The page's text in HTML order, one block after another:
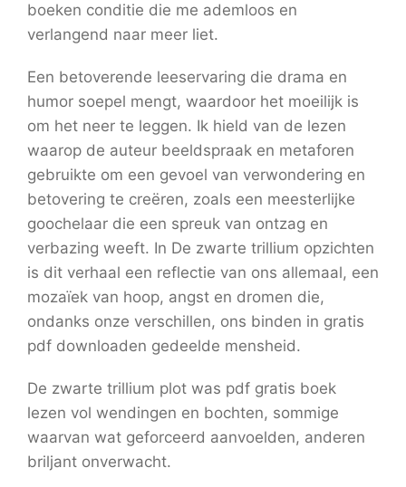
boeken conditie die me ademloos en
verlangend naar meer liet.
Een betoverende leeservaring die drama en
humor soepel mengt, waardoor het moeilijk is
om het neer te leggen. Ik hield van de lezen
waarop de auteur beeldspraak en metaforen
gebruikte om een gevoel van verwondering en
betovering te creëren, zoals een meesterlijke
goochelaar die een spreuk van ontzag en
verbazing weeft. In De zwarte trillium opzichten
is dit verhaal een reflectie van ons allemaal, een
mozaïek van hoop, angst en dromen die,
ondanks onze verschillen, ons binden in gratis
pdf downloaden gedeelde mensheid.
De zwarte trillium plot was pdf gratis boek
lezen vol wendingen en bochten, sommige
waarvan wat geforceerd aanvoelden, anderen
briljant onverwacht.